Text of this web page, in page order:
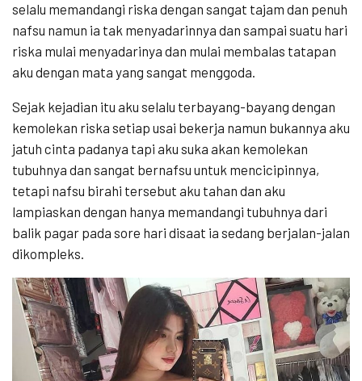
selalu memandangi riska dengan sangat tajam dan penuh
nafsu namun ia tak menyadarinnya dan sampai suatu hari
riska mulai menyadarinya dan mulai membalas tatapan
aku dengan mata yang sangat menggoda.
Sejak kejadian itu aku selalu terbayang-bayang dengan
kemolekan riska setiap usai bekerja namun bukannya aku
jatuh cinta padanya tapi aku suka akan kemolekan
tubuhnya dan sangat bernafsu untuk mencicipinnya,
tetapi nafsu birahi tersebut aku tahan dan aku
lampiaskan dengan hanya memandangi tubuhnya dari
balik pagar pada sore hari disaat ia sedang berjalan-jalan
dikompleks.